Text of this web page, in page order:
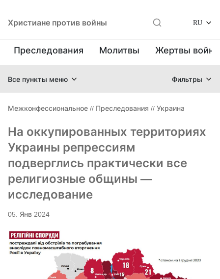
Христиане против войны RU
Преследования Молитвы Жертвы
Все пункты меню Фильтры
Межконфессиональное // Преследования // Украина
На оккупированных территориях
Украины репрессиям
подверглись практически все
религиозные общины —
исследование
05. Янв 2024